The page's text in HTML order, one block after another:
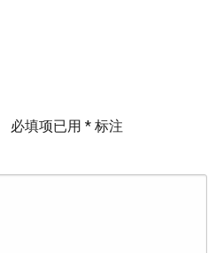
必填项已用 * 标注